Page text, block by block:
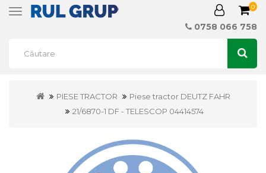
Toggle
0
0758 066 758
PIESE TRACTOR
Piese tractor DEUTZ FAHR
21/6870-1 DF - TELESCOP 04414574